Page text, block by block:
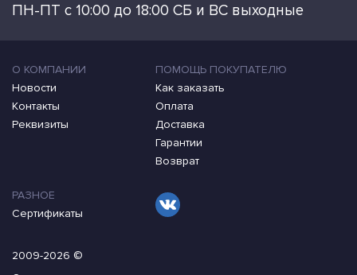
ПН-ПТ с 10:00 до 18:00 СБ и ВС выходные
2009-2026 ©
О КОМПАНИИ
Новости
Контакты
Реквизиты
ПОМОЩЬ ПОКУПАТЕЛЮ
Как заказать
Оплата
Доставка
Гарантии
Возврат
РАЗНОЕ
Сертификаты